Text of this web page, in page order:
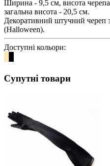
Ширина - 9,5 см, висота
загальна висота - 20,5 см.
Декоративний штучний череп
(Halloween).
Доступні кольори:
Супутні товари